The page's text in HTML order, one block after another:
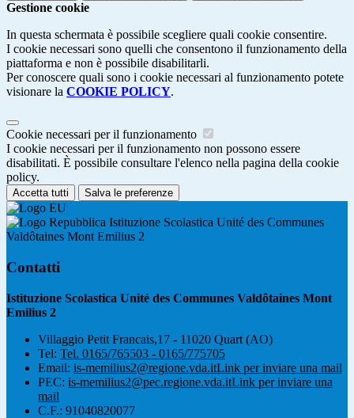
Gestione cookie
In questa schermata è possibile scegliere quali cookie consentire.
I cookie necessari sono quelli che consentono il funzionamento della
piattaforma e non è possibile disabilitarli.
Per conoscere quali sono i cookie necessari al funzionamento potete
visionare la COOKIE POLICY.
Cookie necessari per il funzionamento
I cookie necessari per il funzionamento non possono essere
disabilitati. È possibile consultare l'elenco nella pagina della cookie
policy.
Accetta tutti Salva le preferenze
Istituzione Scolastica Unité des Communes
Valdôtaines Mont Emilius 2
Contatti
Istituzione Scolastica Unité des Communes Valdôtaines Mont
Emilius 2
Villaggio Petit Francais,17 - 11020 Quart (AO)
Tel: Tel. 0165/765503 - 0165/775705
Email: is-memilius2@regione.vda.itLink per inviare una mail
PEC: is-memilius2@pec.regione.vda.itLink per inviare una
mail
C.F.: 91040820077